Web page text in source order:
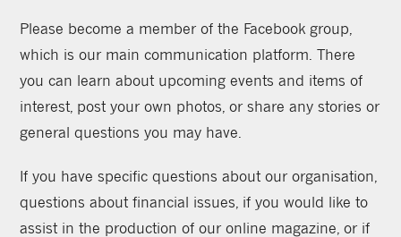
Please become a member of the Facebook group,
which is our main communication platform. There
you can learn about upcoming events and items of
interest, post your own photos, or share any stories or
general questions you may have.
If you have specific questions about our organisation,
questions about financial issues, if you would like to
assist in the production of our online magazine, or if